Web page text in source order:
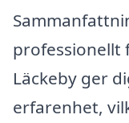
professionellt
Läckeby ger
erfarenhet,